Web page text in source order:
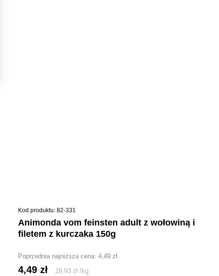
Kod produktu: 82-331
animonda vom feinsten adult z wołowiną i
filetem z kurczaka 150g
Poprzednia najniższa cena:4,49zł.
4,49zł 29,93zł /kg